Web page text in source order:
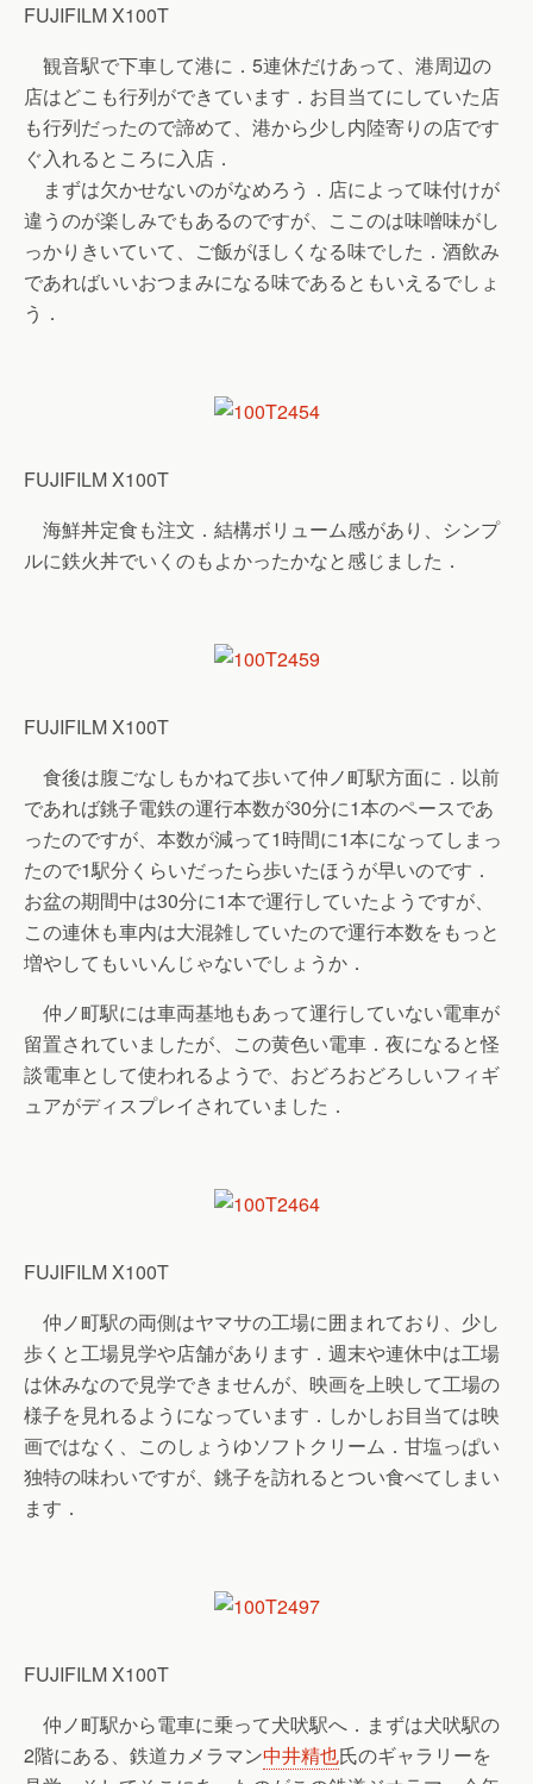
FUJIFILM X100T
観音駅で下車して港に．5連休だけあって、港周辺の
店はどこも行列ができています．お目当てにしていた店
も行列だったので諦めて、港から少し内陸寄りの店です
ぐ入れるところに入店．
まずは欠かせないのがなめろう．店によって味付けが
違うのが楽しみでもあるのですが、ここのは味噌味がし
っかりきいていて、ご飯がほしくなる味でした．酒飲み
であればいいおつまみになる味であるともいえるでしょ
う．
FUJIFILM X100T
海鮮丼定食も注文．結構ボリューム感があり、シンプ
ルに鉄火丼でいくのもよかったかなと感じました．
FUJIFILM X100T
食後は腹ごなしもかねて歩いて仲ノ町駅方面に．以前
であれば銚子電鉄の運行本数が30分に1本のペースであ
ったのですが、本数が減って1時間に1本になってしまっ
たので1駅分くらいだったら歩いたほうが早いのです．
お盆の期間中は30分に1本で運行していたようですが、
この連休も車内は大混雑していたので運行本数をもっと
増やしてもいいんじゃないでしょうか．
仲ノ町駅には車両基地もあって運行していない電車が
留置されていましたが、この黄色い電車．夜になると怪
談電車として使われるようで、おどろおどろしいフィギ
ュアがディスプレイされていました．
FUJIFILM X100T
仲ノ町駅の両側はヤマサの工場に囲まれており、少し
歩くと工場見学や店舗があります．週末や連休中は工場
は休みなので見学できませんが、映画を上映して工場の
様子を見れるようになっています．しかしお目当ては映
画ではなく、このしょうゆソフトクリーム．甘塩っぱい
独特の味わいですが、銚子を訪れるとつい食べてしまい
ます．
FUJIFILM X100T
仲ノ町駅から電車に乗って犬吠駅へ．まずは犬吠駅の
2階にある、鉄道カメラマン中井精也氏のギャラリーを